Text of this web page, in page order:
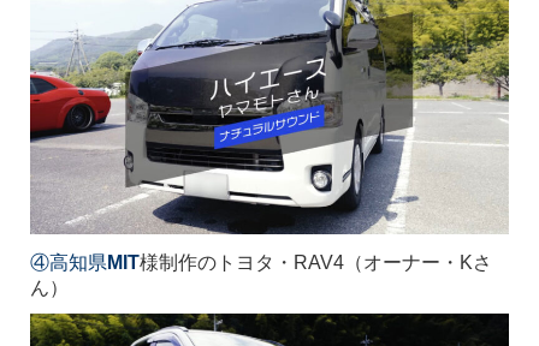
④高知県 MIT様制作のトヨタ・RAV4（オーナー・Kさ
ん）